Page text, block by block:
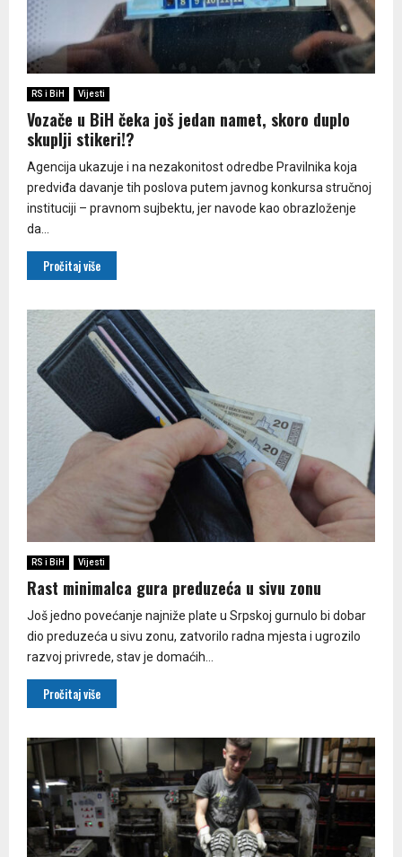
RS i BiH Vijesti
Vozače u BiH čeka još jedan namet, skoro duplo
skuplji stikeri!?
Agencija ukazuje i na nezakonitost odredbe Pravilnika koja
predviđa davanje tih poslova putem javnog konkursa stručnoj
instituciji – pravnom sujbektu, jer navode kao obrazloženje
da...
Pročitaj više
RS i BiH Vijesti
Rast minimalca gura preduzeća u sivu zonu
Još jedno povećanje najniže plate u Srpskoj gurnulo bi dobar
dio preduzeća u sivu zonu, zatvorilo radna mjesta i ugrozilo
razvoj privrede, stav je domaćih...
Pročitaj više